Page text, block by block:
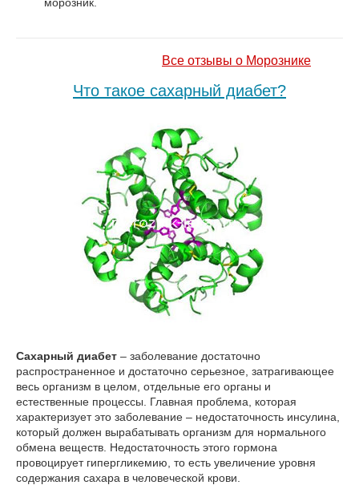
морозник.
Все отзывы о Морознике
Что такое сахарный диабет?
Сахарный диабет – заболевание достаточно
распространенное и достаточно серьезное, затрагивающее
весь организм в целом, отдельные его органы и
естественные процессы. Главная проблема, которая
характеризует это заболевание – недостаточность инсулина,
который должен вырабатывать организм для нормального
обмена веществ. Недостаточность этого гормона
провоцирует гипергликемию, то есть увеличение уровня
содержания сахара в человеческой крови.